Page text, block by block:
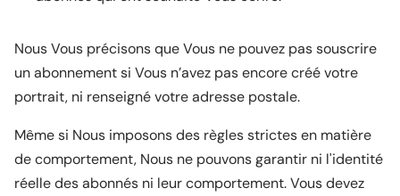
Nous Vous précisons que Vous ne pouvez pas souscrire
un abonnement si Vous n’avez pas encore créé votre
portrait, ni renseigné votre adresse postale.
Même si Nous imposons des règles strictes en matière
de comportement, Nous ne pouvons garantir ni l'identité
réelle des abonnés ni leur comportement. Vous devez